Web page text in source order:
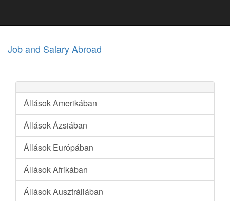
Job and Salary Abroad
Állások Amerikában
Állások Ázsiában
Állások Európában
Állások Afrikában
Állások Ausztráliában